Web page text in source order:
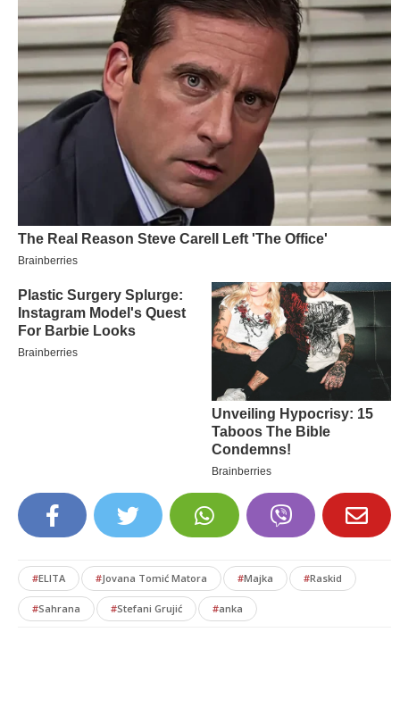
#ELITA #Jovana Tomić Matora #Majka #Raskid
#Sahrana #Stefani Grujić #anka